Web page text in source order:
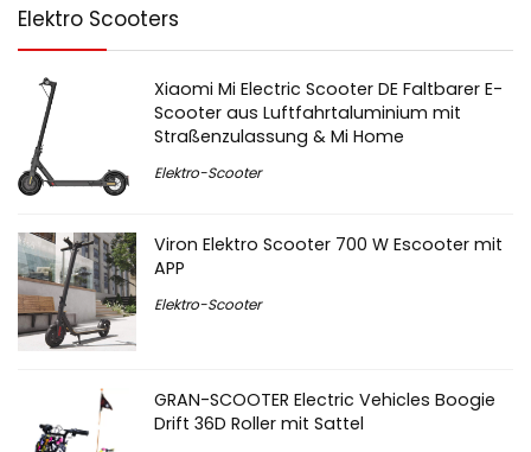
Elektro Scooters
Xiaomi Mi Electric Scooter DE Faltbarer E-
Scooter aus Luftfahrtaluminium mit
Straßenzulassung & Mi Home
Elektro-Scooter
Viron Elektro Scooter 700 W Escooter mit
APP
Elektro-Scooter
GRAN-SCOOTER Electric Vehicles Boogie
Drift 36D Roller mit Sattel